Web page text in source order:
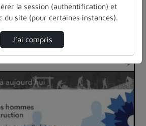
pour en retirer) :
la session (authentification) et
du site (pour certaines instances).
J’ai compris